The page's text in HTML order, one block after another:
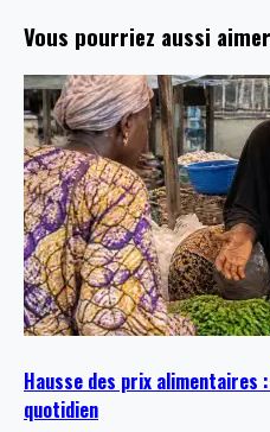
Vous pourriez aussi aimer
Hausse des prix
quotidien